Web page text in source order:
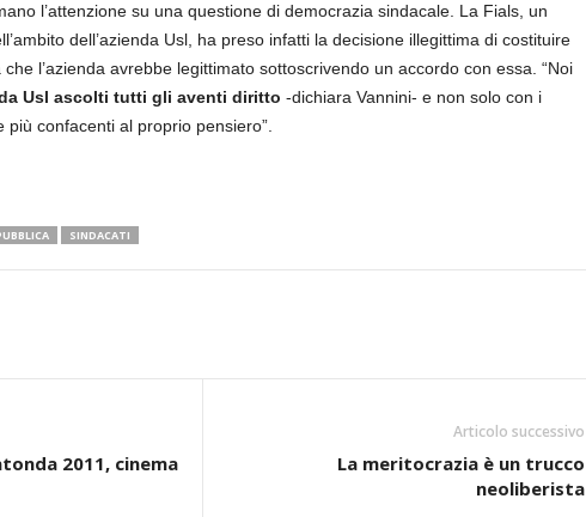
l’attenzione su una questione di democrazia sindacale. La Fials, un
dell’azienda Usl, ha preso infatti la decisione illegittima di costituire
l’azienda avrebbe legittimato sottoscrivendo un accordo con essa. “Noi
Usl ascolti tutti gli aventi diritto -dichiara Vannini- e non solo con i
confacenti al proprio pensiero”.
SINDACATI
2011, cinema
Articolo successivo
La meritocrazia è un trucco
neoliberista